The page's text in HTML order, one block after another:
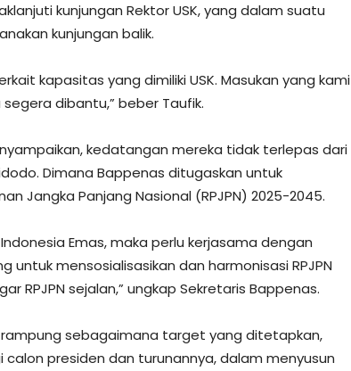
kunjungan Rektor USK, yang dalam suatu
kunjungan balik.
kapasitas yang dimiliki USK. Masukan yang kami
dibantu,” beber Taufik.
kedatangan mereka tidak terlepas dari
Dimana Bappenas ditugaskan untuk
Jangka Panjang Nasional (RPJPN) 2025-2045.
Emas, maka perlu kerjasama dengan
untuk mensosialisasikan dan harmonisasi RPJPN
RPJPN sejalan,” ungkap Sekretaris Bappenas.
rampung sebagaimana target yang ditetapkan,
presiden dan turunannya, dalam menyusun